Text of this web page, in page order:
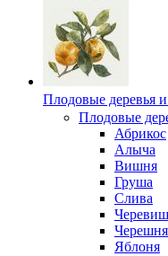
Плодовые деревья
Плодовые
Абрикос
Алыча
Вишня
Груша
Слива
Черешня
Яблоня